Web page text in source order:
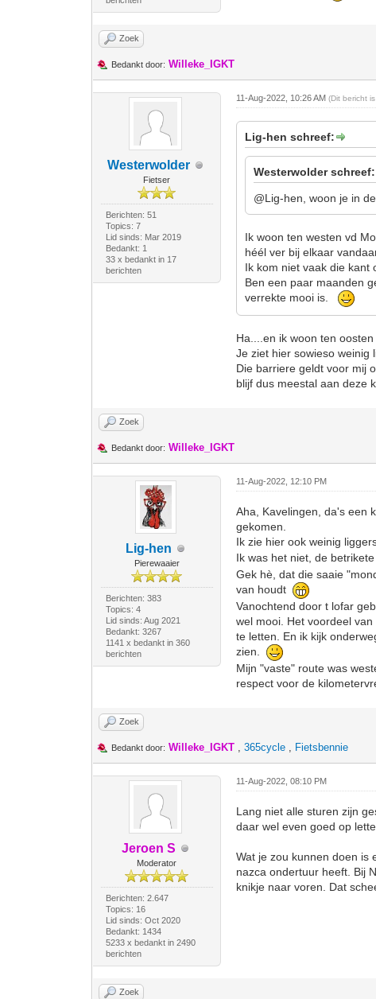
Zoek
Bedankt door: Willeke_IGKT
Westerwolder
Fietser
Berichten: 51
Topics: 7
Lid sinds: Mar 2019
Bedankt: 1
33 x bedankt in 17
berichten
11-Aug-2022, 10:26 AM(Dit bericht
Lig-hen schreef:
Westerwolder schreef:
@Lig-hen, woon je in
Ik woon ten westen vd
héél ver bij elkaar
Ik kom niet vaak die kant
Ben een paar maanden
verrekte mooi is.
Ha....en ik woon ten
Je ziet hier sowieso weinig
Die barriere geldt voor mij
blijf dus meestal aan deze
Zoek
Bedankt door: Willeke_IGKT
Lig-hen
Pierewaaier
Berichten: 383
Topics: 4
Lid sinds: Aug 2021
Bedankt: 3267
1141 x bedankt in 360
berichten
11-Aug-2022, 12:10 PM
Aha, Kavelingen, da's een
gekomen.
Ik zie hier ook weinig
Ik was het niet, de
Gek hè, dat die saaie
van houdt
Vanochtend door t lofar
wel mooi. Het voordeel
te letten. En ik kijk
zien.
Mijn "vaste" route was
respect voor de
Zoek
Bedankt door: Willeke_IGKT ,365cycle , Fietsbennie
Jeroen S
Moderator
Berichten: 2.647
Topics: 16
Lid sinds: Oct 2020
Bedankt: 1434
5233 x bedankt in 2490
berichten
11-Aug-2022, 08:10 PM
Lang niet alle sturen zijn
daar wel even goed op
Wat je zou kunnen doen is
nazca ondertuur heeft. Bij
knikje naar voren. Dat
Zoek